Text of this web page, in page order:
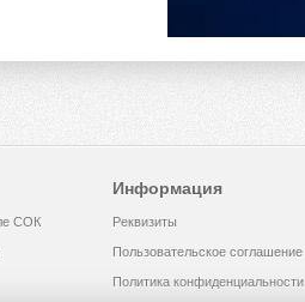
СОК
Информация
Реквизиты
Пользовательское соглашение
Политика конфиденциальности